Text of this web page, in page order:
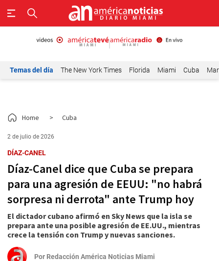
Temas del día The New York Times Florida Miami Cuba
Home > Cuba
2 de julio de 2026
DÍAZ-CANEL
Díaz-Canel dice que Cuba se prepara
para una agresión de EEUU: "no habrá
sorpresa ni derrota" ante Trump hoy
El dictador cubano afirmó en Sky News que la isla se
prepara ante una posible agresión de EE.UU., mientras
crece la tensión con Trump y nuevas sanciones.
Por Redacción América Noticias Miami